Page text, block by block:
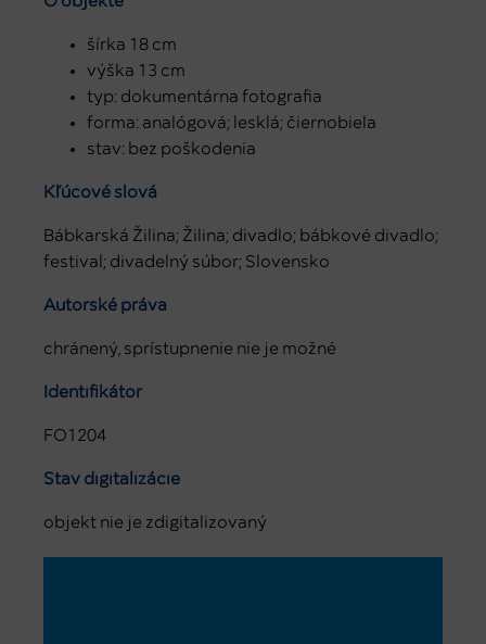
šírka 18 cm
výška 13 cm
typ: dokumentárna fotografia
forma: analógová; lesklá; čiernobiela
stav: bez poškodenia
Kľúčové slová
Bábkarská Žilina; Žilina; divadlo; bábkové divadlo;
festival; divadelný súbor; Slovensko
Autorské práva
chránený, sprístupnenie nie je možné
Identifikátor
FO1204
Stav digitalizácie
objekt nie je zdigitalizovaný